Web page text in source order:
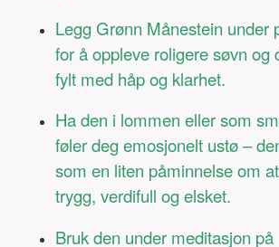
Legg Grønn Månestein under
for å oppleve roligere søvn og
fylt med håp og klarhet.
Ha den i lommen eller som
føler deg emosjonelt ustø –
som en liten påminnelse om
trygg, verdifull og elsket.
Bruk den under meditasjon på